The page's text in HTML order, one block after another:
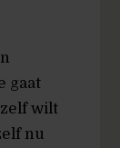
gaat
wilt
nu